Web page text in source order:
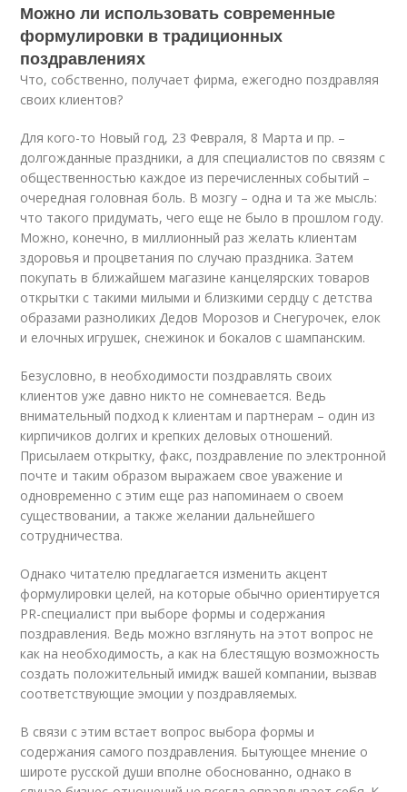
Можно ли использовать современные
формулировки в традиционных
поздравлениях
Что, собственно, получает фирма, ежегодно поздравляя
своих клиентов?
Для кого-то Новый год, 23 Февраля, 8 Марта и пр. –
долгожданные праздники, а для специалистов по связям с
общественностью каждое из перечисленных событий –
очередная головная боль. В мозгу – одна и та же мысль:
что такого придумать, чего еще не было в прошлом году.
Можно, конечно, в миллионный раз желать клиентам
здоровья и процветания по случаю праздника. Затем
покупать в ближайшем магазине канцелярских товаров
открытки с такими милыми и близкими сердцу с детства
образами разноликих Дедов Морозов и Снегурочек, елок
и елочных игрушек, снежинок и бокалов с шампанским.
Безусловно, в необходимости поздравлять своих
клиентов уже давно никто не сомневается. Ведь
внимательный подход к клиентам и партнерам – один из
кирпичиков долгих и крепких деловых отношений.
Присылаем открытку, факс, поздравление по электронной
почте и таким образом выражаем свое уважение и
одновременно с этим еще раз напоминаем о своем
существовании, а также желании дальнейшего
сотрудничества.
Однако читателю предлагается изменить акцент
формулировки целей, на которые обычно ориентируется
PR-специалист при выборе формы и содержания
поздравления. Ведь можно взглянуть на этот вопрос не
как на необходимость, а как на блестящую возможность
создать положительный имидж вашей компании, вызвав
соответствующие эмоции у поздравляемых.
В связи с этим встает вопрос выбора формы и
содержания самого поздравления. Бытующее мнение о
широте русской души вполне обоснованно, однако в